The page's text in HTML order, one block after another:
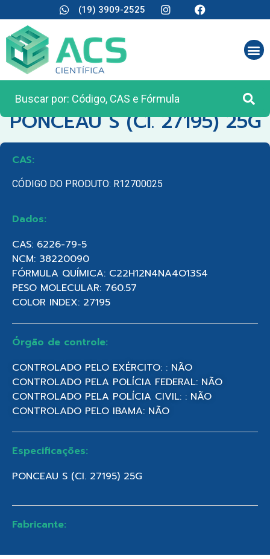
(19) 3909-2525
CATEGORIA:REAGENTES ANALÍTICOS
PONCEAU S (CI. 27195) 25G
CAS:
CÓDIGO DO PRODUTO: R12700025
Dados:
CAS: 6226-79-5
NCM: 38220090
FÓRMULA QUÍMICA: C22H12N4NA4O13S4
PESO MOLECULAR: 760.57
COLOR INDEX: 27195
Órgão de controle:
CONTROLADO PELO EXÉRCITO: : NÃO
CONTROLADO PELA POLÍCIA FEDERAL: NÃO
CONTROLADO PELA POLÍCIA CIVIL: : NÃO
CONTROLADO PELO IBAMA: NÃO
Especificações:
PONCEAU S (CI. 27195) 25G
Fabricante: